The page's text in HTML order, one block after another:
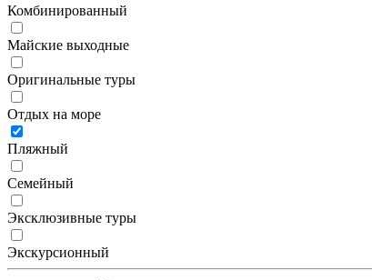
Комбинированный
Майские выходные
Оригинальные туры
Отдых на море
Пляжный
Семейный
Эксклюзивные туры
Экскурсионный